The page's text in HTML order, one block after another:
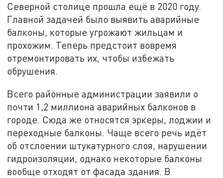
Северной столице прошла ещё в 2020 году.
Главной задачей было выявить аварийные
балконы, которые угрожают жильцам и
прохожим. Теперь предстоит вовремя
отремонтировать их, чтобы избежать
обрушения.
Всего районные администрации заявили о
почти 1,2 миллиона аварийных балконов в
городе. Сюда же относятся эркеры, лоджии и
переходные балконы. Чаще всего речь идёт
об отслоении штукатурного слоя, нарушении
гидроизоляции, однако некоторые балконы
вообще отходят от фасада здания. В